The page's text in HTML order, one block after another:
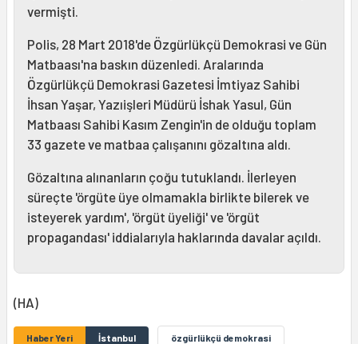
vermişti.
Polis, 28 Mart 2018'de Özgürlükçü Demokrasi ve Gün
Matbaası'na baskın düzenledi. Aralarında
Özgürlükçü Demokrasi Gazetesi İmtiyaz Sahibi
İhsan Yaşar, Yazıişleri Müdürü İshak Yasul, Gün
Matbaası Sahibi Kasım Zengin'in de olduğu toplam
33 gazete ve matbaa çalışanını gözaltına aldı.
Gözaltına alınanların çoğu tutuklandı. İlerleyen
süreçte 'örgüte üye olmamakla birlikte bilerek ve
isteyerek yardım', 'örgüt üyeliği' ve 'örgüt
propagandası' iddialarıyla haklarında davalar açıldı.
(HA)
Haber Yeri İstanbul özgürlükçü demokrasi